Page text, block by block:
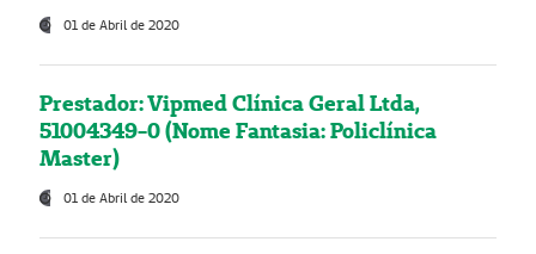
01 de Abril de 2020
Prestador: Vipmed Clínica Geral Ltda,
51004349-0 (Nome Fantasia: Policlínica
Master)
01 de Abril de 2020